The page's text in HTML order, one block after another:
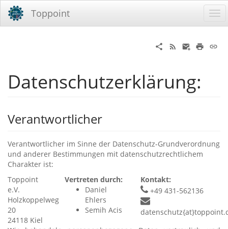
Toppoint
Datenschutzerklärung:
Verantwortlicher
Verantwortlicher im Sinne der Datenschutz-Grundverordnung
und anderer Bestimmungen mit datenschutzrechtlichem
Charakter ist:
Toppoint
e.V.
Holzkoppelweg
20
24118 Kiel
Vertreten durch:
Daniel
Ehlers
Semih Acis
Kontakt:
+49 431-562136